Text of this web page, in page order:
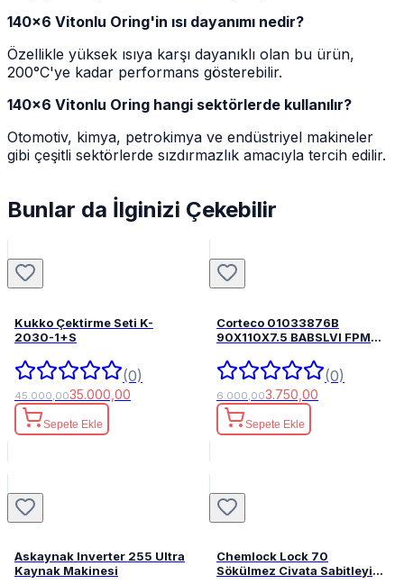
140x6 Vitonlu Oring'in ısı dayanımı nedir?
Özellikle yüksek ısıya karşı dayanıklı olan bu ürün,
200°C'ye kadar performans gösterebilir.
140x6 Vitonlu Oring hangi sektörlerde kullanılır?
Otomotiv, kimya, petrokimya ve endüstriyel makineler
gibi çeşitli sektörlerde sızdırmazlık amacıyla tercih edilir.
Bunlar da İlginizi Çekebilir
Kukko Çektirme Seti K-
2030-1+S
(0)
45.000,0035.000,00
Sepete Ekle
Corteco 01033876B
90X110X7.5 BABSLVI FPM
(0)
6.000,003.750,00
Sepete Ekle
Askaynak Inverter 255 Ultra
Kaynak Makinesi
Chemlock Lock 70
Sökülmez Civata Sabitleyici